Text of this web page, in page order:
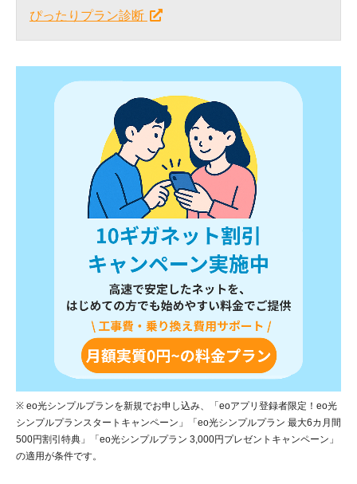
ぴったりプラン診断
※ eo光シンプルプランを新規でお申し込み、「eoアプリ登録者限定！eo光
シンプルプランスタートキャンペーン」「eo光シンプルプラン 最大6カ月間
500円割引特典」「eo光シンプルプラン 3,000円プレゼントキャンペーン」
の適用が条件です。